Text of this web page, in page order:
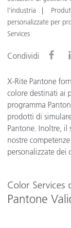
l’industria
personalizzate per
Services
Condividi
X-Rite Pantone
colore destinati ai
programma
prodotti di
Pantone. Inoltre, il
nostre
personalizzate dei
Color Services
Pantone